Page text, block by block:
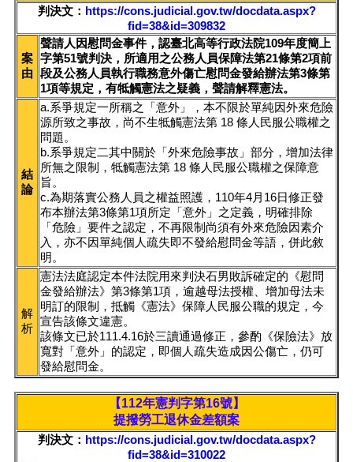
判決文： https://cons.judicial.gov.tw/docdata.aspx?
fid=38&id=309832
案
由
聲請人因慰問金事件，認臺北高等行政法院109年度簡上
字第51號判決，所適用之公務人員保障法第21條第2項前
段及公務人員執行職務意外傷亡慰問金發給辦法第3條第
1項等規定，有牴觸憲法之疑義，聲請解釋憲法。
結
論
a.系爭規定一所稱之「意外」，本不限於單純因外來危險
源所致之事故，尚不生牴觸憲法第 18 條人民服公職權之
問題。
b.系爭規定二其中關於「外來危險事故」部分，增加法律
所無之限制，牴觸憲法第 18 條人民服公職權之保障意
旨。
c.為期落實公務人員之權益照護，110年4月16日修正發
布本辦法第3條第1項所定「意外」之定義，明確排除
「危險」要件之認定，不再限制尚須有外來危險因素介
入，亦不因單純個人疏失即不發給慰問金等語，併此敘
明。
解
析
憲法法庭認定本件法院用來判決石男敗訴確定的《慰問
金發給辦法》第3條第1項，逾越母法授權、增加母法未
明訂的限制，抵觸《憲法》保障人民服公職的規定，今
宣告該條文違憲。
該條文已於111.4.16於三讀通過修正，參酌《保險法》放
寬對「意外」的認定，即個人疏失造成因公傷亡，仍可
發給慰問金。
【112年憲判字第16號】
提撥勞工退休金差額案
判決文： https://cons.judicial.gov.tw/docdata.aspx?
fid=38&id=310022